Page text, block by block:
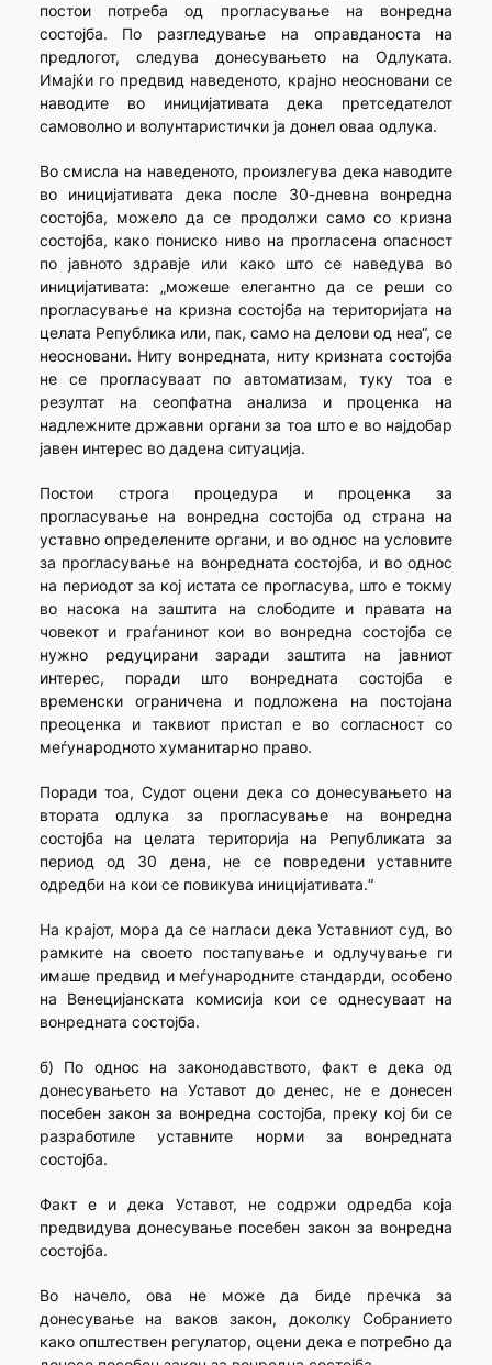
постои потреба од прогласување на вонредна
состојба. По разгледување на оправданоста на
предлогот, следува донесувањето на Одлуката.
Имајќи го предвид наведеното, крајно неосновани се
наводите во иницијативата дека претседателот
самоволно и волунтаристички ја донел оваа одлука.
Во смисла на наведеното, произлегува дека наводите
во иницијативата дека после 30-дневна вонредна
состојба, можело да се продолжи само со кризна
состојба, како пониско ниво на прогласена опасност
по јавното здравје или како што се наведува во
иницијативата: „можеше елегантно да се реши со
прогласување на кризна состојба на територијата на
целата Република или, пак, само на делови од неа“, се
неосновани. Ниту вонредната, ниту кризната состојба
не се прогласуваат по автоматизам, туку тоа е
резултат на сеопфатна анализа и проценка на
надлежните државни органи за тоа што е во најдобар
јавен интерес во дадена ситуација.
Постои строга процедура и проценка за
прогласување на вонредна состојба од страна на
уставно определените органи, и во однос на условите
за прогласување на вонредната состојба, и во однос
на периодот за кој истата се прогласува, што е токму
во насока на заштита на слободите и правата на
човекот и граѓанинот кои во вонредна состојба се
нужно редуцирани заради заштита на јавниот
интерес, поради што вонредната состојба е
временски ограничена и подложена на постојана
преоценка и таквиот пристап е во согласност со
меѓународното хуманитарно право.
Поради тоа, Судот оцени дека со донесувањето на
втората одлука за прогласување на вонредна
состојба на целата територија на Републиката за
период од 30 дена, не се повредени уставните
одредби на кои се повикува иницијативата.“
На крајот, мора да се нагласи дека Уставниот суд, во
рамките на своето постапување и одлучување ги
имаше предвид и меѓународните стандарди, особено
на Венецијанската комисија кои се однесуваат на
вонредната состојба.
б) По однос на законодавството, факт е дека од
донесувањето на Уставот до денес, не е донесен
посебен закон за вонредна состојба, преку кој би се
разработиле уставните норми за вонредната
состојба.
Факт е и дека Уставот, не содржи одредба која
предвидува донесување посебен закон за вонредна
состојба.
Во начело, ова не може да биде пречка за
донесување на ваков закон, доколку Собранието
како општествен регулатор, оцени дека е потребно да